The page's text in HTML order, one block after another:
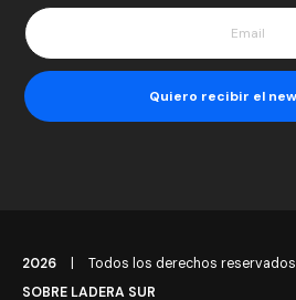
2026
Todos los derechos reservados
SOBRE LADERA SUR